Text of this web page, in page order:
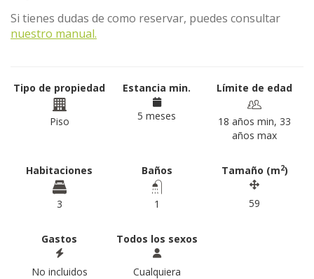
Si tienes dudas de como reservar, puedes consultar
nuestro manual.
Tipo de propiedad
Piso
Estancia min.
5 meses
Límite de edad
18 años min, 33
años max
Habitaciones
3
Baños
1
Tamaño (m2)
59
Gastos
No incluidos
Todos los sexos
Cualquiera